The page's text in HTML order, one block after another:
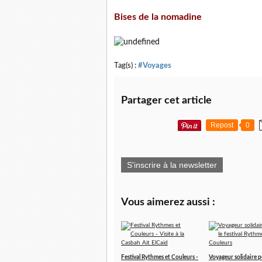
Bises de la nomadine
Tag(s) : #Voyages
Partager cet article
Repost 0
S'inscrire à la newsletter
Vous aimerez aussi :
Festival Rythmes et Couleurs -
Voyageur solidaire